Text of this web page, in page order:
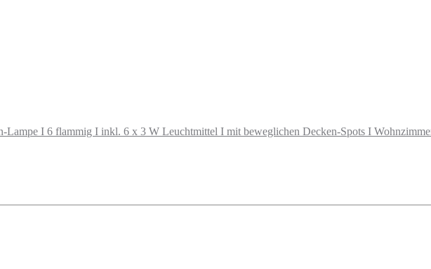
Lampe I 6 flammig I inkl. 6 x 3 W Leuchtmittel I mit beweglichen Decken-Spots I